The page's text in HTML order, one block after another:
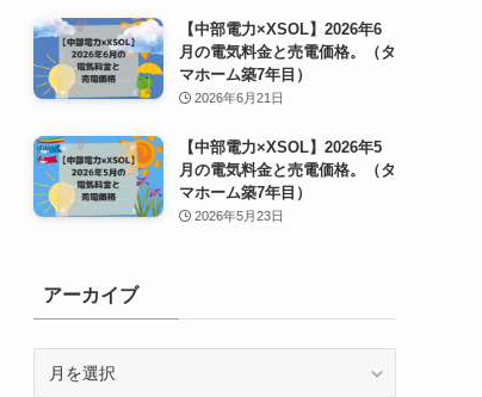
【中部電力×XSOL】2026年6
月の電気料金と売電価格。（タ
マホーム築7年目）
2026年6月21日
【中部電力×XSOL】2026年5
月の電気料金と売電価格。（タ
マホーム築7年目）
2026年5月23日
アーカイブ